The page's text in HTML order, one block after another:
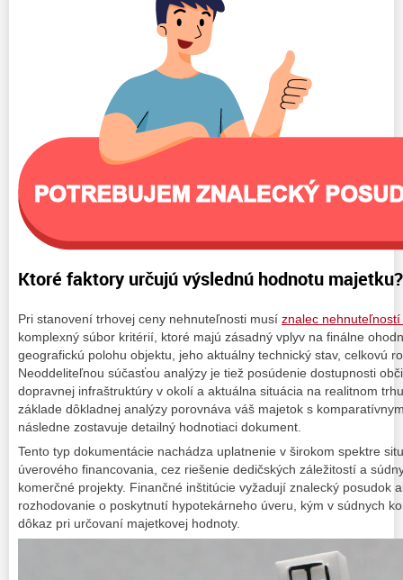
Ktoré faktory určujú výslednú hodnotu majetku?
Pri stanovení trhovej ceny nehnuteľnosti musí znalec nehnuteľností
komplexný súbor kritérií, ktoré majú zásadný vplyv na finálne
geografickú polohu objektu, jeho aktuálny technický stav, celkovú
Neoddeliteľnou súčasťou analýzy je tiež posúdenie dostupnosti
dopravnej infraštruktúry v okolí a aktuálna situácia na realitnom
základe dôkladnej analýzy porovnáva váš majetok s
následne zostavuje detailný hodnotiaci dokument.
Tento typ dokumentácie nachádza uplatnenie v širokom spektre
úverového financovania, cez riešenie dedičských záležitostí a
komerčné projekty. Finančné inštitúcie vyžadují znalecký posudok
rozhodovanie o poskytnutí hypotekárneho úveru, kým v súdnych
dôkaz pri určovaní majetkovej hodnoty.